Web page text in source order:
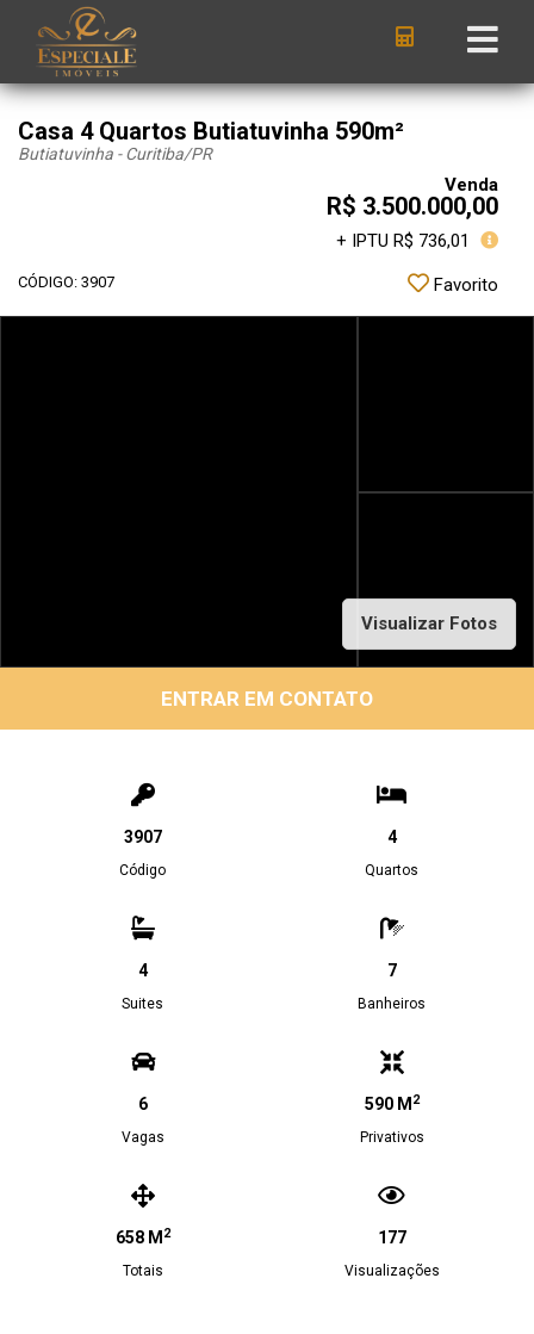
Casa 4 Quartos Butiatuvinha 590m²
Butiatuvinha - Curitiba/PR
Venda
R$ 3.500.000,00
+ IPTU R$ 736,01
CÓDIGO: 3907 Favorito
Visualizar Fotos
ENTRAR EM CONTATO
3907
Código
4
Quartos
4
Suites
7
Banheiros
6
Vagas
590 M 2
Privativos
658 M 2
Totais
177
Visualizações